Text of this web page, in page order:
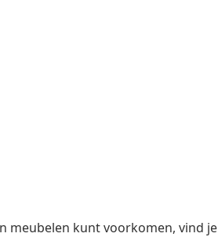
meubelen kunt voorkomen, vind je